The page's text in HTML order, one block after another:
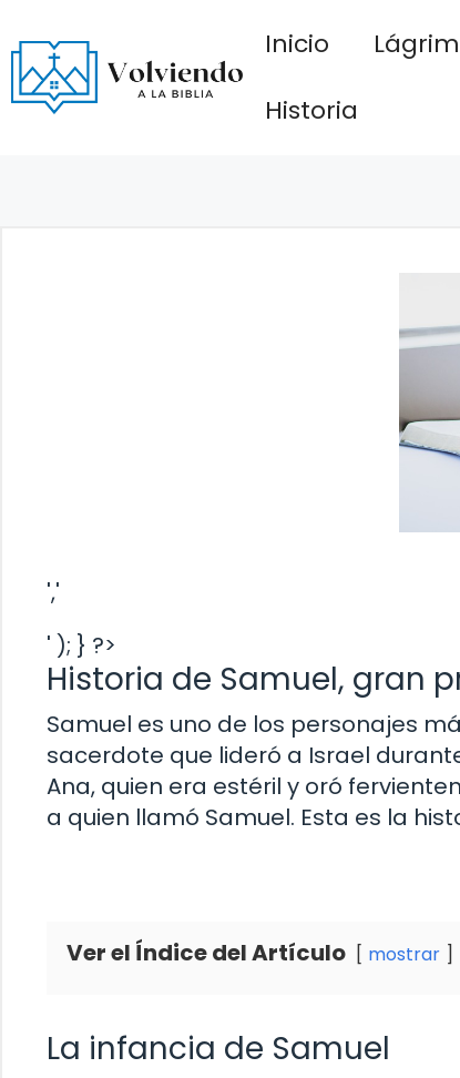
al
contenido
Inicio
Historia
','
' ); } ?>
Historia de Samuel, gran
Samuel es uno de los personajes
sacerdote que lideró a Israel
Ana, quien era estéril y oró
a quien llamó Samuel. Esta es la
Ver el Índice del Artículo mostrar
La infancia de Samuel